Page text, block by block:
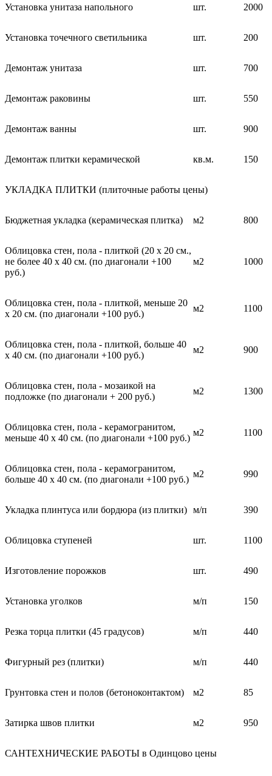
Установка унитаза напольного шт. 2000
Установка точечного светильника шт. 200
Демонтаж унитаза шт. 700
Демонтаж раковины шт. 550
Демонтаж ванны шт. 900
Демонтаж плитки керамической кв.м. 150
УКЛАДКА ПЛИТКИ (плиточные работы цены)
Бюджетная укладка (керамическая плитка) м2 800
Облицовка стен, пола - плиткой (20 х 20 см.,
не более 40 х 40 см. (по диагонали +100
руб.)
м2 1000
Облицовка стен, пола - плиткой, меньше 20
х 20 см. (по диагонали +100 руб.)
м2 1100
Облицовка стен, пола - плиткой, больше 40
х 40 см. (по диагонали +100 руб.)
м2 900
Облицовка стен, пола - мозаикой на
подложке (по диагонали + 200 руб.)
м2 1300
Облицовка стен, пола - керамогранитом,
меньше 40 х 40 см. (по диагонали +100 руб.)
м2 1100
Облицовка стен, пола - керамогранитом,
больше 40 х 40 см. (по диагонали +100 руб.)
м2 990
Укладка плинтуса или бордюра (из плитки) м/п 390
Облицовка ступеней шт. 1100
Изготовление порожков шт. 490
Установка уголков м/п 150
Резка торца плитки (45 градусов) м/п 440
Фигурный рез (плитки) м/п 440
Грунтовка стен и полов (бетоноконтактом) м2 85
Затирка швов плитки м2 950
САНТЕХНИЧЕСКИЕ РАБОТЫ в Одинцово цены